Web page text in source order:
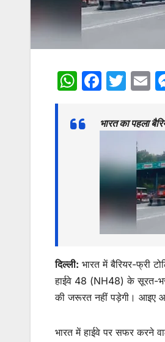
W
at
F
c
b
o
o
k
T
itt
er
E
भारत का पहला
दिल्ली: भारत में बैरियर-फ्री
हाईवे 48 (NH48) के सूरत-
की जरूरत नहीं पड़ेगी। आइए
भारत में हाईवे पर सफर करने